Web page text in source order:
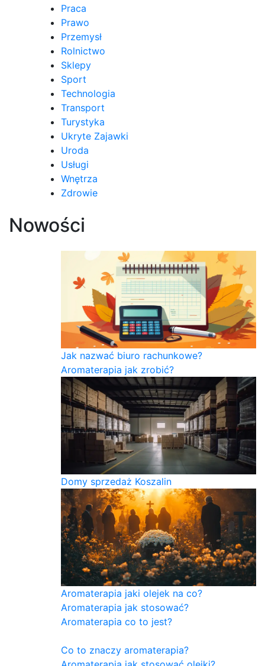
Praca
Prawo
Przemysł
Rolnictwo
Sklepy
Sport
Technologia
Transport
Turystyka
Ukryte Zajawki
Uroda
Usługi
Wnętrza
Zdrowie
Nowości
Jak nazwać biuro rachunkowe?
Aromaterapia jak zrobić?
Domy sprzedaż Koszalin
Aromaterapia jaki olejek na co?
Aromaterapia jak stosować?
Aromaterapia co to jest?
Co to znaczy aromaterapia?